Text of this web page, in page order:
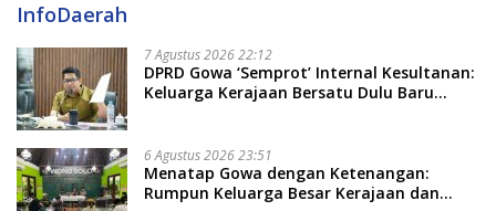
InfoDaerah
7 Agustus 2026 22:12
DPRD Gowa ‘Semprot’ Internal Kesultanan:
Keluarga Kerajaan Bersatu Dulu Baru
6 Agustus 2026 23:51
Menatap Gowa dengan Ketenangan:
Rumpun Keluarga Besar Kerajaan dan